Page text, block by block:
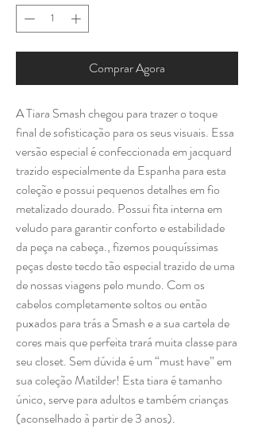
Comprar Agora
A Tiara Smash chegou para trazer o toque
final de sofisticação para os seus visuais. Essa
versão especial é confeccionada em jacquard
trazido especialmente da Espanha para esta
coleção e possui pequenos detalhes em fio
metalizado dourado. Possui fita interna em
veludo para garantir conforto e estabilidade
da peça na cabeça., fizemos pouquíssimas
peças deste tecdo tão especial trazido de uma
de nossas viagens pelo mundo. Com os
cabelos completamente soltos ou então
puxados para trás a Smash e a sua cartela de
cores mais que perfeita trará muita classe para
seu closet. Sem dúvida é um “must have” em
sua coleção Matilder! Esta tiara é tamanho
único, serve para adultos e também crianças
(aconselhado à partir de 3 anos).